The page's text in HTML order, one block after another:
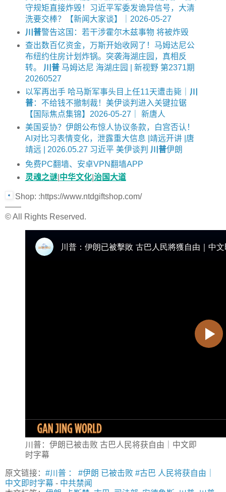
守规矩直接炸毁！习近平军委发诡异信号，大清
洗要交棒？【新闻大家谈】｜2026-05-27
川普警告这国：若干涉霍尔木兹事物 将被炸毁
查出数百亿资金，万斯开始收网了！马姆达尼公
布纽约住房计划炸锅。突袭海湖庄园，真相反
转。 川普马姆达尼 海湖庄园 | 新视野 第2371期
20260527
以军再出手 哈马斯军事头目上任11天遭击毙｜ 川
普：不给钱不撤制裁！美伊谈判进入关键拉锯
【国际焦点集锦】2026-05-27｜ 新唐人
美国妥协？伊朗公布惊人协议条款，白宫否认！
AI对比习表情变化，泄露重大信息 |靖远开讲 |唐
靖远 | 2026.05.27 习近平 美伊谈判 川普伊朗
免费PC翻墙、安卓VPN翻墙APP
灵魂之谜| 中华文化| 治国大道
Shop: :https://www.ntdgiftshop.com/
——
© All Rights Reserved.
川普：伊朗已被击败 古巴人民将获自由｜中文即
时字幕
原文链接： #川普 ： #伊朗 已被击败 #古巴 人民将获自由｜
中文即时字幕 - 中共禁闻